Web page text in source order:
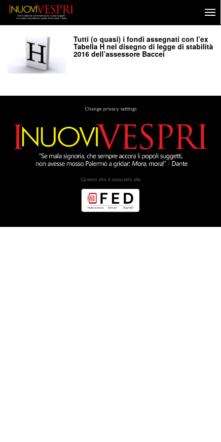
Tutti (o quasi) i fondi assegnati con l’ex
Tabella H nel disegno di legge di stabilità
2016 dell’assessore Baccei
Change privacy settings
Questo sito è associato alla